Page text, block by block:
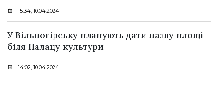
15:34, 10.04.2024
У Вільногірську планують дати назву площі
біля Палацу культури
14:02, 10.04.2024